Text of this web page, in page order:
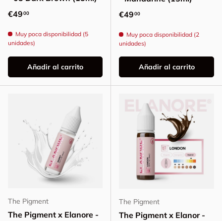
Precio normal
€4900
Muy poca disponibilidad (5
unidades)
Añadir al carrito
Precio normal
€4900
Muy poca disponibilidad (2
unidades)
Añadir al carrito
The Pigment
The Pigment x Elanore -
The Pigment
The Pigment x Elanor -